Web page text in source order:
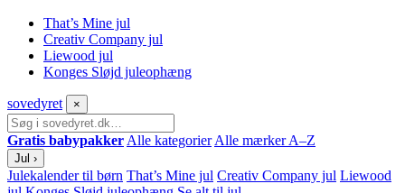
That’s Mine jul
Creativ Company jul
Liewood jul
Konges Sløjd juleophæng
sovedyret ×
Gratis babypakker Alle kategorier Alle mærker A–Z
Jul ›
Julekalender til børn That’s Mine jul Creativ Company jul Liewood